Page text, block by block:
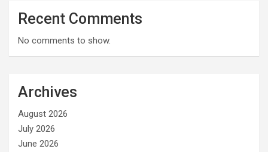
Recent Comments
No comments to show.
Archives
August 2026
July 2026
June 2026